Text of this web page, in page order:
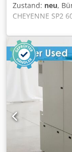
Zustand: neu,
CHEYENNE SP2
Arbeitshöhe:
Stahldrahtbürste
Crsdpfx Acoyf
Zertifikat Die